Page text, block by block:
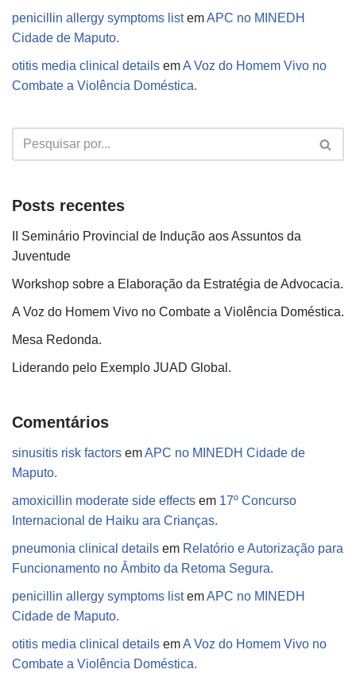
penicillin allergy symptoms listemAPC no MINEDH
Cidade de Maputo.
otitis media clinical details emA Voz do Homem Vivo no
Combate a Violência Doméstica.
Posts recentes
II Seminário Provincial de Indução aos Assuntos da
Juventude
Workshop sobre a Elaboração da Estratégia de Advocacia.
A Voz do Homem Vivo no Combate a Violência Doméstica.
Mesa Redonda.
Liderando pelo Exemplo JUAD Global.
Comentários
sinusitis risk factors emAPC no MINEDH Cidade de
Maputo.
amoxicillin moderate side effects em 17º Concurso
Internacional de Haiku ara Crianças.
pneumonia clinical details em Relatório e Autorização para
Funcionamento no Âmbito da Retoma Segura.
penicillin allergy symptoms listemAPC no MINEDH
Cidade de Maputo.
otitis media clinical details emA Voz do Homem Vivo no
Combate a Violência Doméstica.